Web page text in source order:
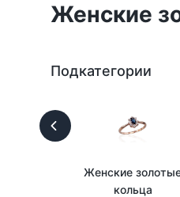
Женские
Подкатегории
Женские
кольца